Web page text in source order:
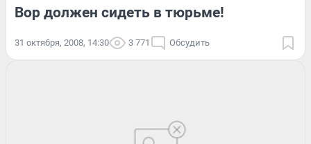
Вор должен сидеть в тюрьме!
31 октября, 2008, 14:30 3 771 Обсудить